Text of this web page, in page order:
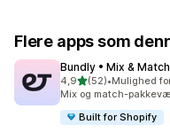
Flere apps som
Bundly • Mix &
4,9ud af 5 stjerner
(52)
52 anmeldelser i alt
•Mulighed
Mix og match-
Built for Shopify